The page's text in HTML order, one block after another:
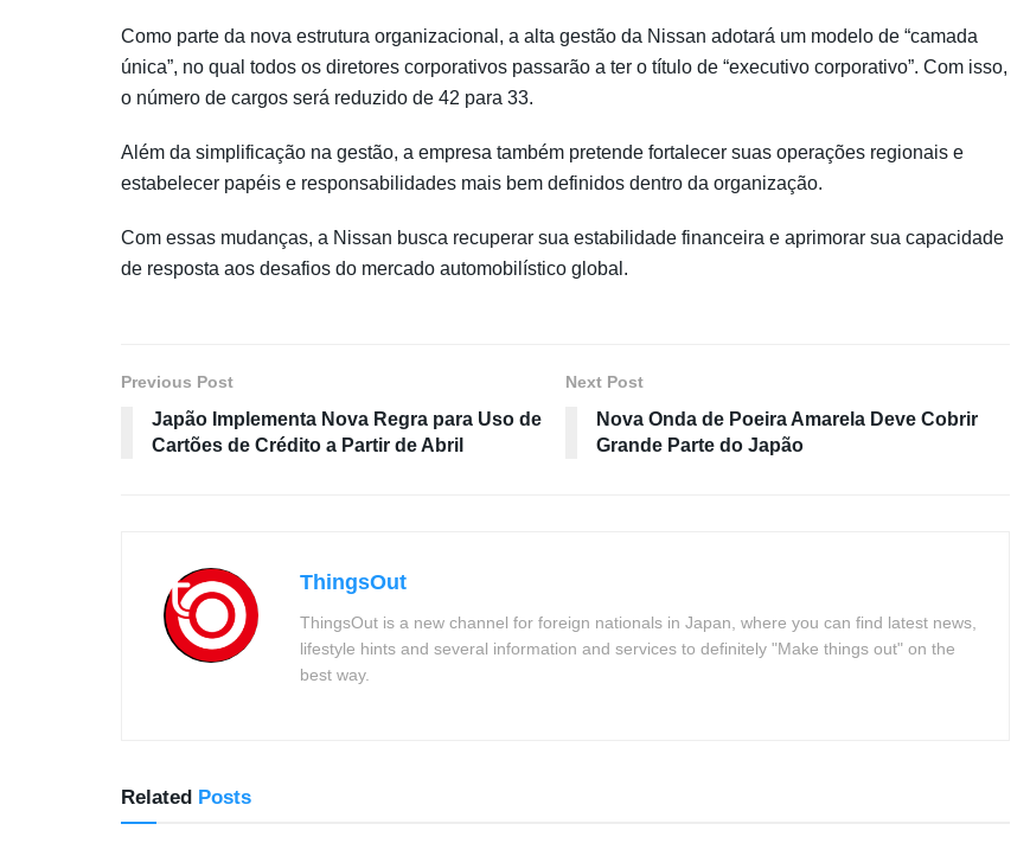
Como parte da nova estrutura organizacional, a alta gestão da Nissan adotará um modelo de “camada
única”, no qual todos os diretores corporativos passarão a ter o título de “executivo corporativo”. Com isso,
o número de cargos será reduzido de 42 para 33.
Além da simplificação na gestão, a empresa também pretende fortalecer suas operações regionais e
estabelecer papéis e responsabilidades mais bem definidos dentro da organização.
Com essas mudanças, a Nissan busca recuperar sua estabilidade financeira e aprimorar sua capacidade
de resposta aos desafios do mercado automobilístico global.
Previous Post
Japão Implementa Nova Regra para Uso de
Cartões de Crédito a Partir de Abril
Next Post
Nova Onda de Poeira Amarela Deve Cobrir
Grande Parte do Japão
ThingsOut
ThingsOut is a new channel for foreign nationals in Japan, where you can find latest news,
lifestyle hints and several information and services to definitely "Make things out" on the
best way.
Related Posts